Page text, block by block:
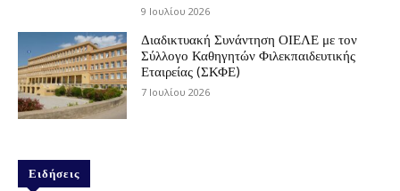
9 Ιουλίου 2026
Διαδικτυακή Συνάντηση ΟΙΕΛΕ με τον
Σύλλογο Καθηγητών Φιλεκπαιδευτικής
Εταιρείας (ΣΚΦΕ)
7 Ιουλίου 2026
Ειδήσεις